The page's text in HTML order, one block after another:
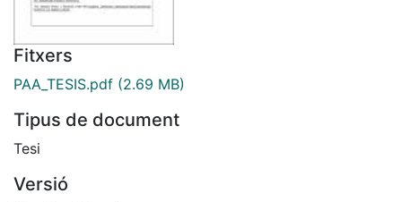
Fitxers
PAA_TESIS.pdf (2.69 MB)
Tipus de document
Tesi
Versió